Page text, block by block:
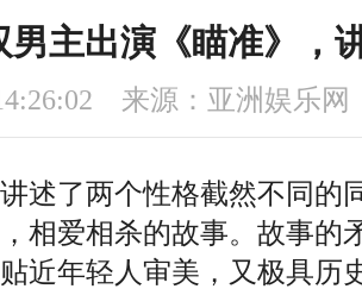
男主出演《瞄准》，
来源：亚洲娱乐网
了两个性格截然不同的
相爱相杀的故事。故事的
近年轻人审美，又极具历